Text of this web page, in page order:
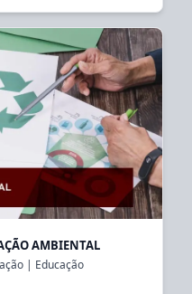
AMBIENTAL
| Educação